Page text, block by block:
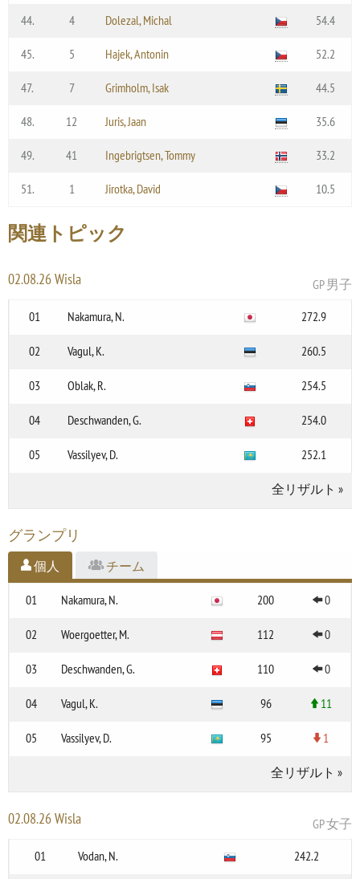
44. 4 Dolezal, Michal 54.4
45. 5 Hajek, Antonin 52.2
47. 7 Grimholm, Isak 44.5
48. 12 Juris, Jaan 35.6
49. 41 Ingebrigtsen, Tommy 33.2
51. 1 Jirotka, David 10.5
関連トピック
02.08.26 Wisla
GP 男子
01
Nakamura, N. 272.9
02 Vagul, K. 260.5
03 Oblak, R. 254.5
04 Deschwanden, G. 254.0
05 Vassilyev, D. 252.1
全リザルト »
グランプリ
個人 チーム
01 Nakamura, N. 200 0
02 Woergoetter, M. 112 0
03 Deschwanden, G. 110 0
04 Vagul, K. 96 11
05 Vassilyev, D. 95 1
全リザルト »
02.08.26 Wisla
GP 女子
01
Vodan, N. 242.2